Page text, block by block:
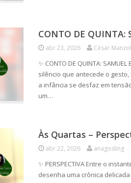
CONTO DE QUINTA:
abr 23, 2026 César
✨ CONTO DE QUINTA:
silêncio que antecede o
a infância se desfaz em
um…
Às Quartas –
abr 22, 2026 anagosling
✨ PERSPECTIVA Entre o
desenha uma crônica